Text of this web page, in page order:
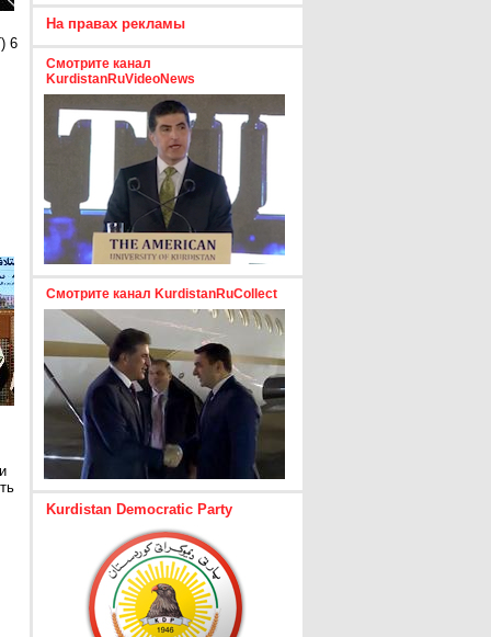
6
На правах рекламы
Смотрите канал
KurdistanRuVideoNews
Смотрите канал KurdistanRuCollect
Kurdistan Democratic Party